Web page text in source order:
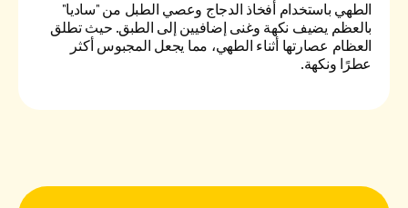
الطهي باستخدام أفخاذ الدجاج وعصي الطبل من "ساديا"
بالعظم يضيف نكهة وغنى إضافيين إلى الطبق. حيث تطلق
العظام عصارتها أثناء الطهي، مما يجعل المجبوس أكثر
عطرًا ونكهة.